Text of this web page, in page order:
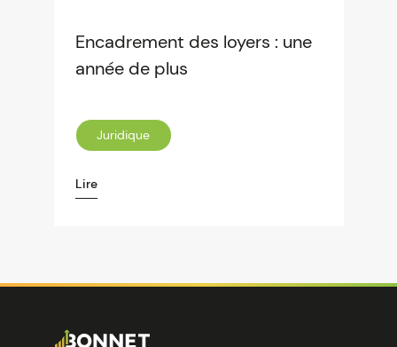
Encadrement des loyers : une
année de plus
Juridique
Lire
Image